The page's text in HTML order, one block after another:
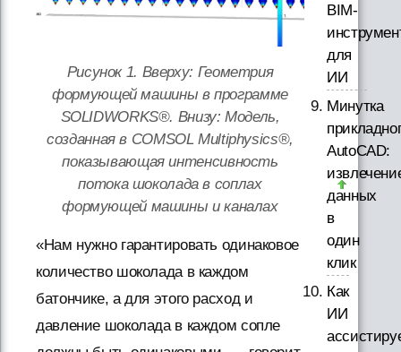
Рисунок 1. Вверху: Геометрия
формующей машины в программе
SOLIDWORKS®. Внизу: Модель,
созданная в COMSOL Multiphysics®,
показывающая интенсивность
потока шоколада в соплах
формующей машины и каналах
«Нам нужно гарантировать одинаковое
количество шоколада в каждом
батончике, а для этого расход и
давление шоколада в каждом сопле
BIM-
для
ИИ
Минутка
AutoCAD:
данных
в
один
клик
Как
ИИ